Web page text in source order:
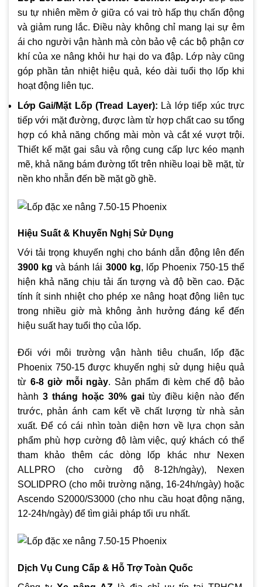
su tự nhiên mềm ở giữa có vai trò hấp thụ chấn động
và giảm rung lắc. Điều này không chỉ mang lại sự êm
ái cho người vận hành mà còn bảo vệ các bộ phận cơ
khí của xe nâng khỏi hư hại do va đập. Lớp này cũng
góp phần tản nhiệt hiệu quả, kéo dài tuổi thọ lốp khi
hoạt động liên tục.
Lớp Gai/Mặt Lốp (Tread Layer): Là lớp tiếp xúc trực
tiếp với mặt đường, được làm từ hợp chất cao su tổng
hợp có khả năng chống mài mòn và cắt xé vượt trội.
Thiết kế mặt gai sâu và rộng cung cấp lực kéo mạnh
mẽ, khả năng bám đường tốt trên nhiều loại bề mặt, từ
nền kho nhẵn đến bề mặt gồ ghề.
Hiệu Suất & Khuyến Nghị Sử Dụng
Với tải trọng khuyến nghị cho bánh dẫn động lên đến
3900 kg và bánh lái 3000 kg, lốp Phoenix 750-15 thể
hiện khả năng chịu tải ấn tượng và độ bền cao. Đặc
tính ít sinh nhiệt cho phép xe nâng hoạt động liên tục
trong nhiều giờ mà không ảnh hưởng đáng kể đến
hiệu suất hay tuổi thọ của lốp.
Đối với môi trường vận hành tiêu chuẩn, lốp đặc
Phoenix 750-15 được khuyến nghị sử dụng hiệu quả
từ 6-8 giờ mỗi ngày. Sản phẩm đi kèm chế độ bảo
hành 3 tháng hoặc 30% gai tùy điều kiện nào đến
trước, phản ánh cam kết về chất lượng từ nhà sản
xuất. Để có cái nhìn toàn diện hơn về lựa chọn sản
phẩm phù hợp cường độ làm việc, quý khách có thể
tham khảo thêm các dòng lốp khác như Nexen
ALLPRO (cho cường độ 8-12h/ngày), Nexen
SOLIDPRO (cho môi trường nặng, 16-24h/ngày) hoặc
Ascendo S2000/S3000 (cho nhu cầu hoạt động nặng,
12-24h/ngày) để tìm giải pháp tối ưu nhất.
Dịch Vụ Cung Cấp & Hỗ Trợ Toàn Quốc